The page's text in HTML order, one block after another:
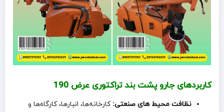
کاربردهای جارو پشت بند تراکتوری عرض 190
نظافت محیط‌ های صنعتی: کارخانه‌ها، انبارها، کارگاه‌ها و